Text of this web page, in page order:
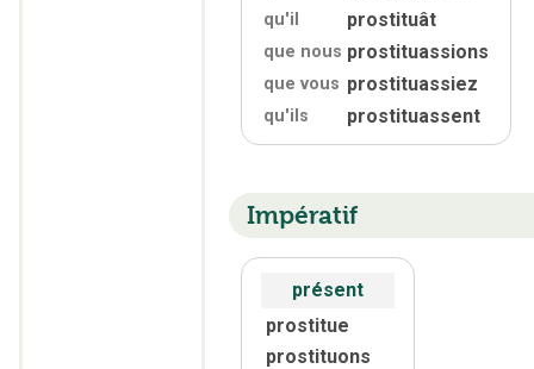
qu'il prostituât
que nous prostituassions
que vous prostituassiez
qu'ils prostituassent
Impératif
présent
prostitue
prostituons